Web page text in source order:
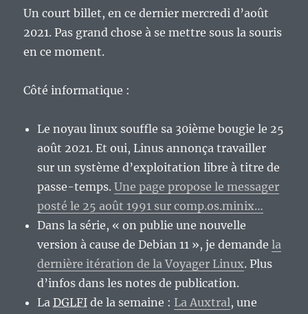
Un court billet, en ce dernier mercredi d’août
2021. Pas grand chose à se mettre sous la souris
en ce moment.
Côté informatique :
Le noyau linux souffle sa 30ième bougie le 25
août 2021. Et oui, Linus annonça travailler
sur un système d’exploitation libre à titre de
passe-temps.Une page propose le messager
posté le 25 août 1991 sur comp.os.minix…
Dans la série, « on publie une nouvelle
version à cause de Debian 11 », je demandela
dernière itération de la Voyager Linux. Plus
d’infos dans les notes de publication.
LaDGLFI de la semaine : La Auxtral, une